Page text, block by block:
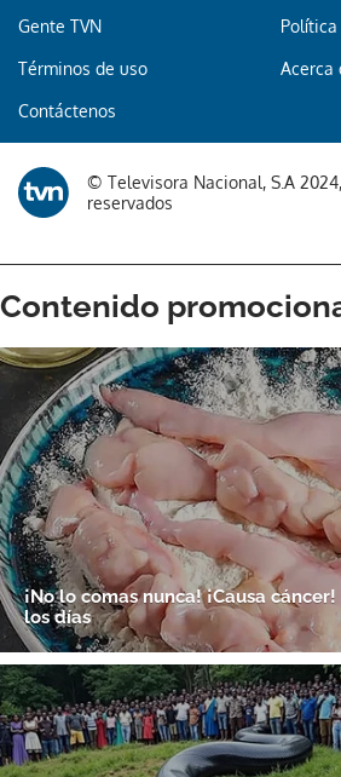
Gente TVN
Términos de uso Acerca
Contáctenos
© Televisora Nacional, S.A
reservados